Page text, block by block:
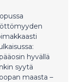
hyvällä
syytä
maasta –